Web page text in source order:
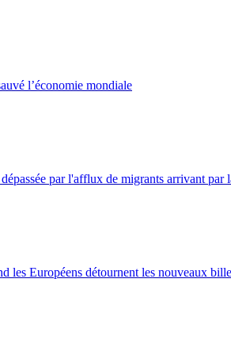
l’économie mondiale
par l'afflux de migrants arrivant par
les Européens détournent les nouveaux